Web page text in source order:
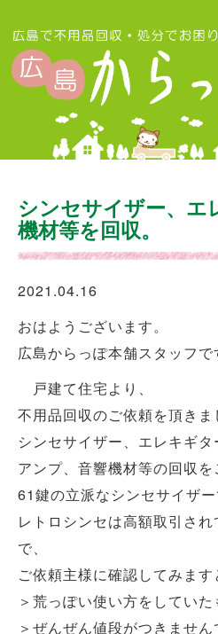
シンセサイザー、エ
機材等を回収。
2021.04.16
おはようございます。
広島からっぽ本舗スタッフで
戸建て住宅より、
不用品回収のご依頼を頂きま
シンセサイザー、エレキギタ
アンプ、音響機材等の回収を
61鍵の立派なシンセサイザー
レトロシンセは高額取引さ
で、
ご依頼主様に確認してみます
＞荒っぽい使い方をしていた
＞ぜんぜん値段がつきませ